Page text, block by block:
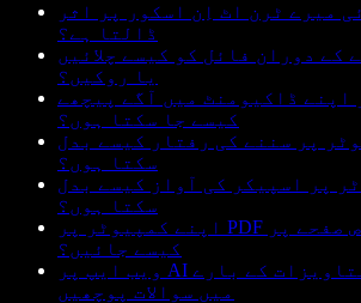
میرے ٹرن اٹ اِن اسکور پر اثر
ڈالتا ہے؟
کے دوران فائل کو کیسے چلائیں
یا روکیں؟
اپنے ڈاکیومنٹ میں آگے پیچھے
کیسے جا سکتا ہوں؟
پر سننے کی رفتار کیسے بدل
سکتا ہوں؟
پر اسپیکر کی آواز کیسے بدل
سکتا ہوں؟
اپنے کمپیوٹر پر PDF میں کسی مخصوص صفحے پر
کیسے جائیں؟
ویب ایپ پر AI بوٹ سے اپنے دستاویزات کے بارے
میں سوالات پوچھیں